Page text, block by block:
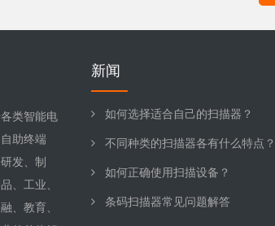
类智能电
助终端
发、制
、工业、
、教育、
新闻
如何选择适合自己的扫描器？
不同种类的扫描器各有什么特点？
如何正确使用扫描设备？
条码扫描器常见问题解答